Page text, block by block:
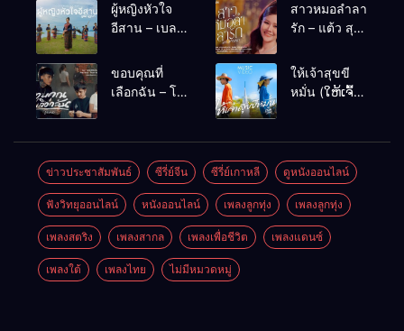
ผู้หญิงหัวใจ
อีสาน – เบลล์
[COVER
VERSION]
สาวหมอลำลา
รัก – แต้ว สุ
ขอบคุณที่
เลือกฉัน – โต๋
ให้เจ้าสุขขี
หมั่น (ໃຫ້ເຈົ້າ
ข่าวประชาสัมพันธ์ ซีรี่ย์จีน ซีรี่ย์เกาหลี ดูหนังออนไลน์
ฟังวิทยุออนไลน์ หนังออนไลน์ เพลงลูกทุ่ง เพลงลูกทุ่ง
เพลงสตริง เพลงสากล เพลงเพื่อชีวิต เพลงแดนซ์
เพลงใต้ เพลงไทย ไม่มีหมวดหมู่